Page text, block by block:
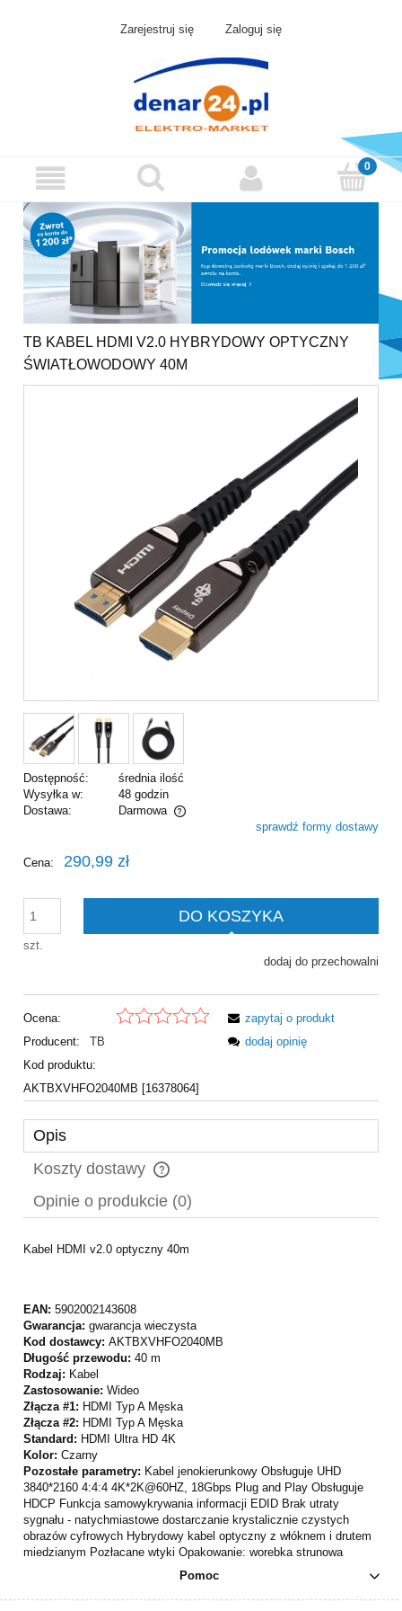
Zarejestruj się Zaloguj się
TB KABEL HDMI V2.0 HYBRYDOWY OPTYCZNY
ŚWIATŁOWODOWY 40M
Dostępność:
średnia ilość
Wysyłka w:
48 godzin
Dostawa:
Darmowa
Cena nie zawiera ewentualnych kosztów płatnościsprawdź formy dostawy
Cena: 290,99 zł
szt.
DO KOSZYKA
dodaj do przechowalni
Ocena:
Producent:
TB
Kod produktu:
AKTBXVHFO2040MB [16378064]
zapytaj o produkt
dodaj opinię
Opis
Koszty dostawy
Cena nie zawiera ewentualnych kosztów płatności
Opinie o produkcie (0)
Kabel HDMI v2.0 optyczny 40m
EAN: 5902002143608
Gwarancja: gwarancja wieczysta
Kod dostawcy: AKTBXVHFO2040MB
Długość przewodu: 40 m
Rodzaj: Kabel
Zastosowanie: Wideo
Złącza #1: HDMI Typ A Męska
Złącza #2: HDMI Typ A Męska
Standard: HDMI Ultra HD 4K
Kolor: Czarny
Pozostałe parametry: Kabel jenokierunkowy Obsługuje UHD
3840*2160 4:4:4 4K*2K@60HZ, 18Gbps Plug and Play Obsługuje
HDCP Funkcja samowykrywania informacji EDID Brak utraty
sygnału - natychmiastowe dostarczanie krystalicznie czystych
obrazów cyfrowych Hybrydowy kabel optyczny z włóknem i drutem
miedzianym Pozłacane wtyki Opakowanie: worebka strunowa
Pomoc